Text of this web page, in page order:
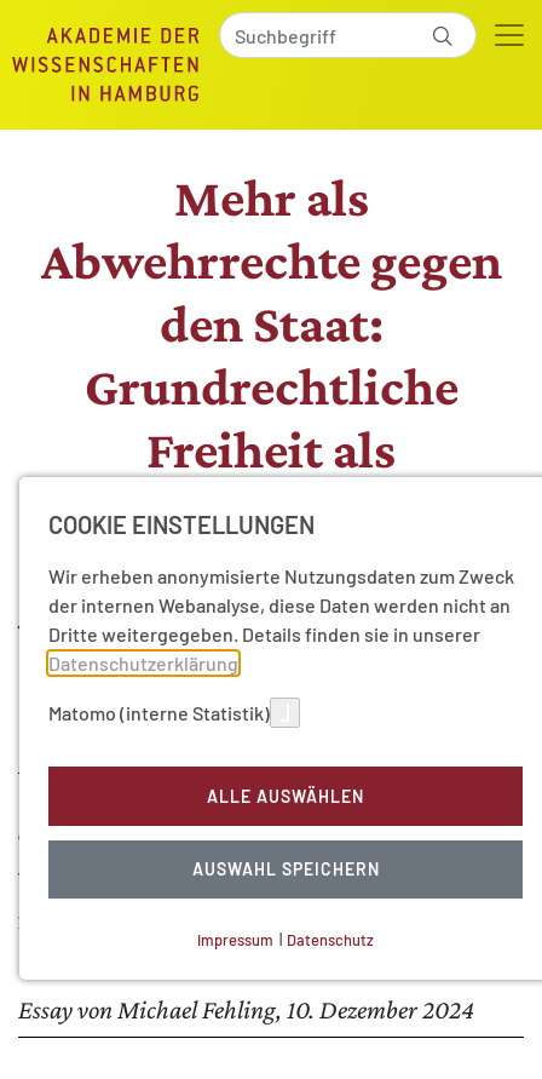
Mehr als
Abwehrrechte gegen
den Staat:
Grundrechtliche
Freiheit als
Gewährleistung von
persönlichen
Grundrechtliche Freiheit umfasst neben
Abwehrrechte gegen den Staat, auch
staatliche Schutzpflichten und soziale
Teilhabe. Entscheidend sind individuelle
Verwirklichungschancen. Wie fördert ein
mehrdimensionaler Freiheitsbegriff den
Interessenausgleich?
Essay von Michael Fehling, 10. Dezember 2024
COOKIE EINSTELLUNGEN
Wir erheben anonymisierte Nutzungsdaten zum Zweck
der internen Webanalyse, diese Daten werden nicht an
Dritte weitergegeben. Details finden sie in unserer
Datenschutzerklärung
Matomo (interne Statistik)
ALLE AUSWÄHLEN
AUSWAHL SPEICHERN
Technisch notwendig.
Impressum | Datenschutz